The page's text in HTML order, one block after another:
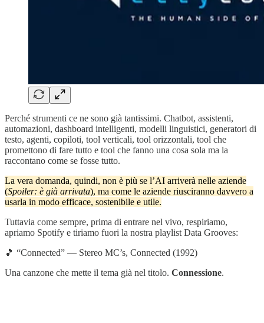
Perché strumenti ce ne sono già tantissimi. Chatbot, assistenti,
automazioni, dashboard intelligenti, modelli linguistici, generatori di
testo, agenti, copiloti, tool verticali, tool orizzontali, tool che
promettono di fare tutto e tool che fanno una cosa sola ma la
raccontano come se fosse tutto.
La vera domanda, quindi, non è più se l’AI arriverà nelle aziende
(Spoiler: è già arrivata), ma come le aziende riusciranno davvero a
usarla in modo efficace, sostenibile e utile.
Tuttavia come sempre, prima di entrare nel vivo, respiriamo,
apriamo Spotify e tiriamo fuori la nostra playlist Data Grooves:
🎵 “Connected” — Stereo MC’s, Connected (1992)
Una canzone che mette il tema già nel titolo. Connessione.